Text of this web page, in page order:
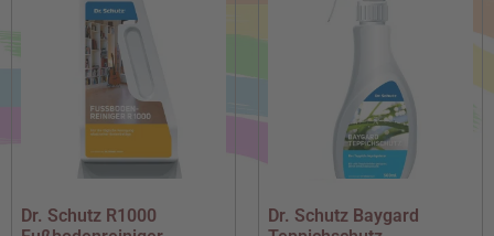
Dr. Schutz R1000
Dr. Schutz Baygard